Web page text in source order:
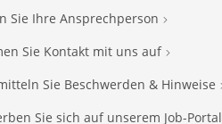
Sie Ihre Ansprechperson
Sie Kontakt mit uns auf
Sie Beschwerden & Hinweise
Sie sich auf unserem Job-Portal